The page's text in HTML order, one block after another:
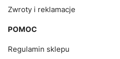
Zwroty i reklamacje
POMOC
Regulamin sklepu